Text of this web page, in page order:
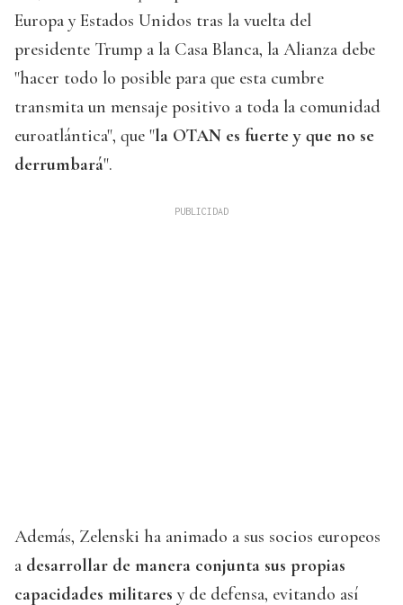
Europa y Estados Unidos tras la vuelta del
presidente Trump a la Casa Blanca, la Alianza debe
"hacer todo lo posible para que esta cumbre
transmita un mensaje positivo a toda la comunidad
euroatlántica", que "la OTAN es fuerte y que no se
derrumbará".
Además, Zelenski ha animado a sus socios europeos
a desarrollar de manera conjunta sus propias
capacidades militares y de defensa, evitando así